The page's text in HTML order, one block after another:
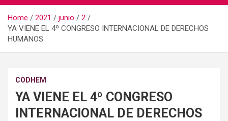
Home 2021 junio
2
YA VIENE EL 4º CONGRESO INTERNACIONAL DE DERECHOS
HUMANOS
CODHEM
YA VIENE EL 4º CONGRESO
INTERNACIONAL DE DERECHOS